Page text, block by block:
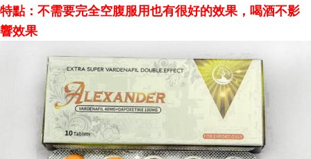
特點：不需要完全空腹服用也有很好的效果，喝酒不影
響效果